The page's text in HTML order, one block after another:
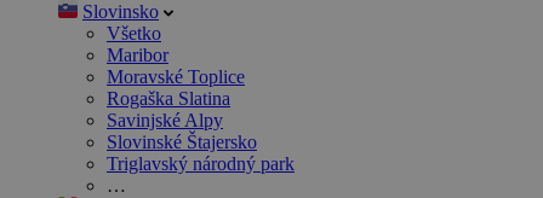
Slovinsko
Všetko
Maribor
Moravské Toplice
Rogaška Slatina
Savinjské Alpy
Slovinské Štajersko
Triglavský národný park
…